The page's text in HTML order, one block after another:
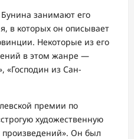
занимают его
в которых он описывает
Некоторые из его
в этом жанре —
«Господин из Сан-
премии по
художественную
Он был